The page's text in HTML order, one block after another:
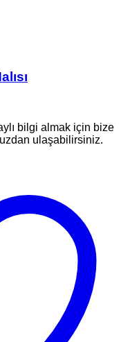
bilgi almak için bize
ulaşabilirsiniz.